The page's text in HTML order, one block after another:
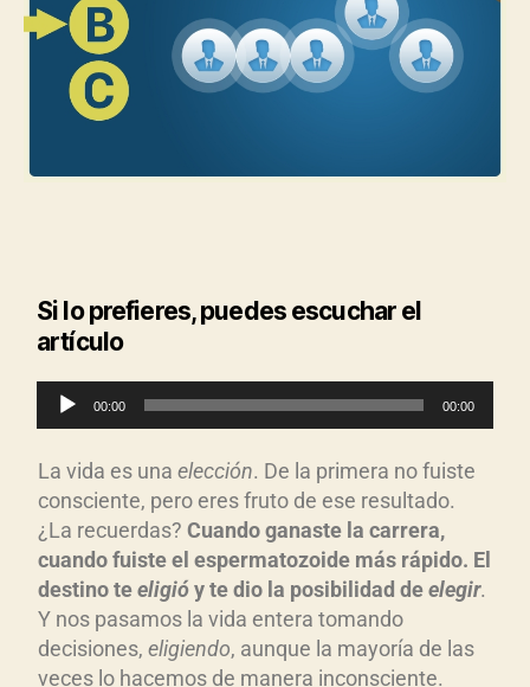
Si lo prefieres, puedes escuchar el
artículo
e
p
r
o
d
u
c
t
00:00 00:00
La vida es una elección. De la primera no fuiste
consciente, pero eres fruto de ese resultado.
¿La recuerdas? Cuando ganaste la carrera,
cuando fuiste el espermatozoide más rápido. El
destino teeligióy te dio la posibilidad deelegir.
Y nos pasamos la vida entera tomando
decisiones, eligiendo, aunque la mayoría de las
veces lo hacemos de manera inconsciente.